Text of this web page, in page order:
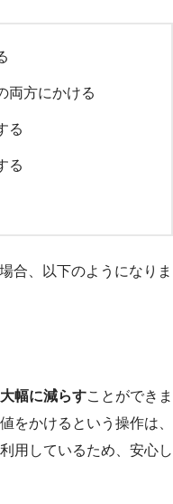
両方にかける
る
る
合、以下のようになりま
幅に減らすことができま
をかけるという操作は、
用しているため、安心し